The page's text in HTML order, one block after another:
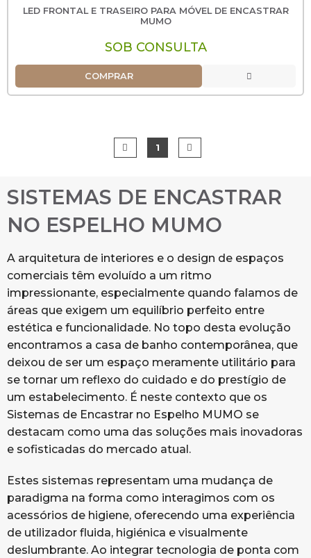
LED FRONTAL E TRASEIRO PARA MÓVEL DE ENCASTRAR
MUMO
SOB CONSULTA
COMPRAR
1
SISTEMAS DE ENCASTRAR
NO ESPELHO MUMO
A arquitetura de interiores e o design de espaços
comerciais têm evoluído a um ritmo
impressionante, especialmente quando falamos de
áreas que exigem um equilíbrio perfeito entre
estética e funcionalidade. No topo desta evolução
encontramos a casa de banho contemporânea, que
deixou de ser um espaço meramente utilitário para
se tornar um reflexo do cuidado e do prestígio de
um estabelecimento. É neste contexto que os
Sistemas de Encastrar no Espelho MUMO se
destacam como uma das soluções mais inovadoras
e sofisticadas do mercado atual.
Estes sistemas representam uma mudança de
paradigma na forma como interagimos com os
acessórios de higiene, oferecendo uma experiência
de utilizador fluida, higiénica e visualmente
deslumbrante. Ao integrar tecnologia de ponta com